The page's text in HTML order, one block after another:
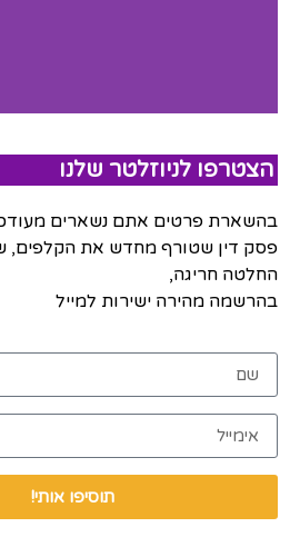
הצטרפו לניוזלטר שלנו
בהשארת פרטים אתם נשארים
פסק דין שטורף מחדש את הקלפים,
החלטה חריגה,
בהרשמה מהירה ישירות למייל
תוסיפו אותי!